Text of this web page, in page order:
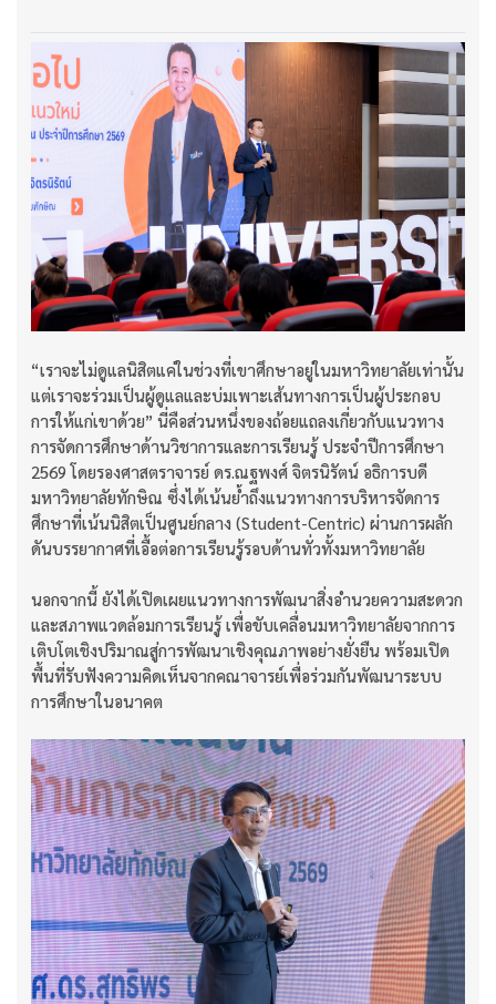
“เราจะไม่ดูแลนิสิตแค่ในช่วงที่เขาศึกษาอยู่ในมหาวิทยาลัยเท่านั้น
แต่เราจะร่วมเป็นผู้ดูแลและบ่มเพาะเส้นทางการเป็นผู้ประกอบ
การให้แก่เขาด้วย” นี่คือส่วนหนึ่งของถ้อยแถลงเกี่ยวกับแนวทาง
การจัดการศึกษาด้านวิชาการและการเรียนรู้ ประจำปีการศึกษา
2569 โดยรองศาสตราจารย์ ดร.ณฐพงศ์ จิตรนิรัตน์ อธิการบดี
มหาวิทยาลัยทักษิณ ซึ่งได้เน้นย้ำถึงแนวทางการบริหารจัดการ
ศึกษาที่เน้นนิสิตเป็นศูนย์กลาง (Student-Centric) ผ่านการผลัก
ดันบรรยากาศที่เอื้อต่อการเรียนรู้รอบด้านทั่วทั้งมหาวิทยาลัย
นอกจากนี้ ยังได้เปิดเผยแนวทางการพัฒนาสิ่งอำนวยความสะดวก
และสภาพแวดล้อมการเรียนรู้ เพื่อขับเคลื่อนมหาวิทยาลัยจากการ
เติบโตเชิงปริมาณสู่การพัฒนาเชิงคุณภาพอย่างยั่งยืน พร้อมเปิด
พื้นที่รับฟังความคิดเห็นจากคณาจารย์เพื่อร่วมกันพัฒนาระบบ
การศึกษาในอนาคต